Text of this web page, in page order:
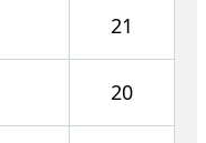
21
20